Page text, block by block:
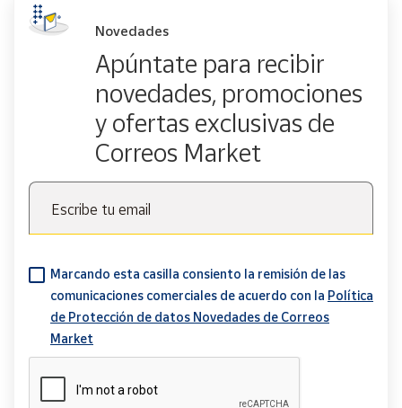
Novedades
Apúntate para recibir
novedades, promociones
y ofertas exclusivas de
Correos Market
Escribe tu email
Marcando esta casilla consiento la remisión de las
comunicaciones comerciales de acuerdo con la Política
de Protección de datos Novedades de Correos
Market